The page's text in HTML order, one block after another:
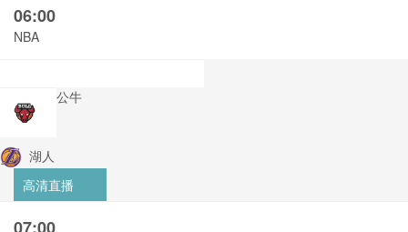
06:00
NBA
公牛
湖人
高清直播